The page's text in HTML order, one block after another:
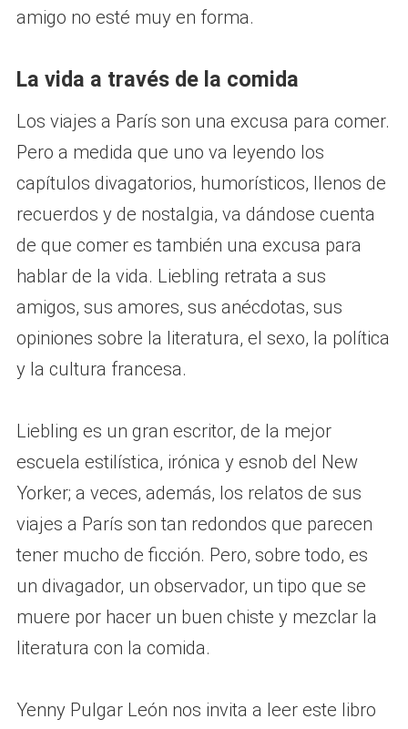
amigo no esté muy en forma.
La vida a través de la comida
Los viajes a París son una excusa para comer.
Pero a medida que uno va leyendo los
capítulos divagatorios, humorísticos, llenos de
recuerdos y de nostalgia, va dándose cuenta
de que comer es también una excusa para
hablar de la vida. Liebling retrata a sus
amigos, sus amores, sus anécdotas, sus
opiniones sobre la literatura, el sexo, la política
y la cultura francesa.
Liebling es un gran escritor, de la mejor
escuela estilística, irónica y esnob del New
Yorker; a veces, además, los relatos de sus
viajes a París son tan redondos que parecen
tener mucho de ficción. Pero, sobre todo, es
un divagador, un observador, un tipo que se
muere por hacer un buen chiste y mezclar la
literatura con la comida.
Yenny Pulgar León nos invita a leer este libro